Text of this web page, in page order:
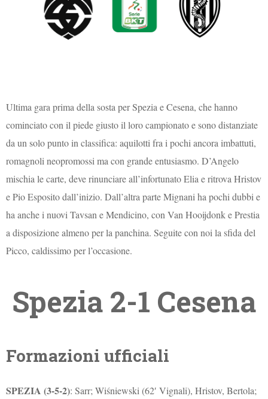
Ultima gara prima della sosta per Spezia e Cesena, che hanno
cominciato con il piede giusto il loro campionato e sono distanziate
da un solo punto in classifica: aquilotti fra i pochi ancora imbattuti,
romagnoli neopromossi ma con grande entusiasmo. D’Angelo
mischia le carte, deve rinunciare all’infortunato Elia e ritrova Hristov
e Pio Esposito dall’inizio. Dall’altra parte Mignani ha pochi dubbi e
ha anche i nuovi Tavsan e Mendicino, con Van Hooijdonk e Prestia
a disposizione almeno per la panchina. Seguite con noi la sfida del
Picco, caldissimo per l’occasione.
Spezia 2-1 Cesena
Formazioni ufficiali
SPEZIA (3-5-2): Sarr; Wiśniewski (62′ Vignali), Hristov, Bertola;